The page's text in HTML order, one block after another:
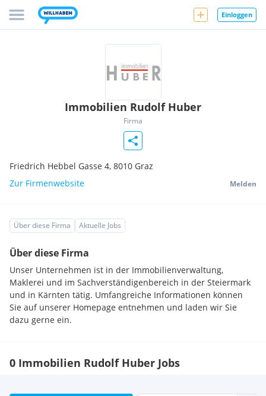
Einloggen
Immobilien Rudolf Huber
Firma
Friedrich Hebbel Gasse 4, 8010 Graz
Zur Firmenwebsite
Melden
Über diese Firma Aktuelle Jobs
Über diese Firma
Unser Unternehmen ist in der Immobilienverwaltung,
Maklerei und im Sachverständigenbereich in der Steiermark
und in Kärnten tätig. Umfangreiche Informationen können
Sie auf unserer Homepage entnehmen und laden wir Sie
dazu gerne ein.
0 Immobilien Rudolf Huber Jobs